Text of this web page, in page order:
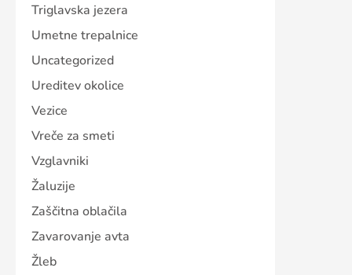
Triglavska jezera
Umetne trepalnice
Uncategorized
Ureditev okolice
Vezice
Vreče za smeti
Vzglavniki
Žaluzije
Zaščitna oblačila
Zavarovanje avta
Žleb